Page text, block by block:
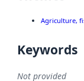
Agriculture,
Keywords
Not provided